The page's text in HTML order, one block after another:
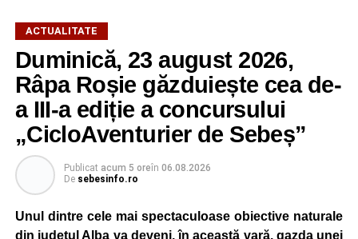
ACTUALITATE
Duminică, 23 august 2026,
Râpa Roșie găzduiește cea de-
a III-a ediție a concursului
„CicloAventurier de Sebeș”
Publicat acum 5 oreîn 06.08.2026
De sebesinfo.ro
Unul dintre cele mai spectaculoase obiective naturale
din județul Alba va deveni, în această vară, gazda unei